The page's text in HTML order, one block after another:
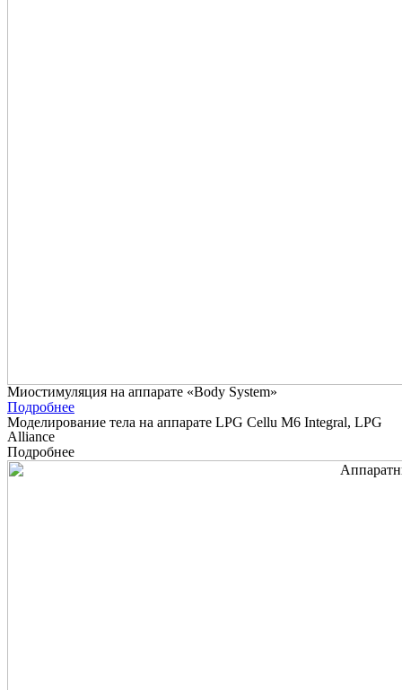
Миостимуляция на аппарате «Body System»
Подробнее
Моделирование тела на аппарате LPG Cellu M6 Integral, LPG
Alliance
Подробнее